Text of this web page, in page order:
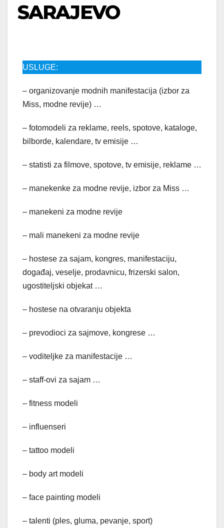
SARAJEVO
USLUGE:
– organizovanje modnih manifestacija (izbor za
Miss, modne revije) …
– fotomodeli za reklame, reels, spotove, kataloge,
bilborde, kalendare, tv emisije …
– statisti za filmove, spotove, tv emisije, reklame …
– manekenke za modne revije, izbor za Miss …
– manekeni za modne revije
– mali manekeni za modne revije
– hostese za sajam, kongres, manifestaciju,
događaj, veselje, prodavnicu, frizerski salon,
ugostiteljski objekat …
– hostese na otvaranju objekta
– prevodioci za sajmove, kongrese …
– voditeljke za manifestacije …
– staff-ovi za sajam …
– fitness modeli
– influenseri
– tattoo modeli
– body art modeli
– face painting modeli
– talenti (ples, gluma, pevanje, sport)